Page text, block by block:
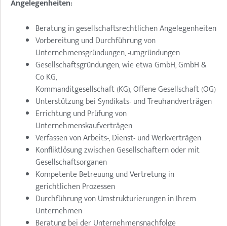
Angelegenheiten:
Beratung in gesellschaftsrechtlichen Angelegenheiten
Vorbereitung und Durchführung von
Unternehmensgründungen, -umgründungen
Gesellschaftsgründungen, wie etwa GmbH, GmbH &
Co KG,
Kommanditgesellschaft (KG), Offene Gesellschaft (OG)
Unterstützung bei Syndikats- und Treuhandverträgen
Errichtung und Prüfung von
Unternehmenskaufverträgen
Verfassen von Arbeits-, Dienst- und Werkverträgen
Konfliktlösung zwischen Gesellschaftern oder mit
Gesellschaftsorganen
Kompetente Betreuung und Vertretung in
gerichtlichen Prozessen
Durchführung von Umstrukturierungen in Ihrem
Unternehmen
Beratung bei der Unternehmensnachfolge